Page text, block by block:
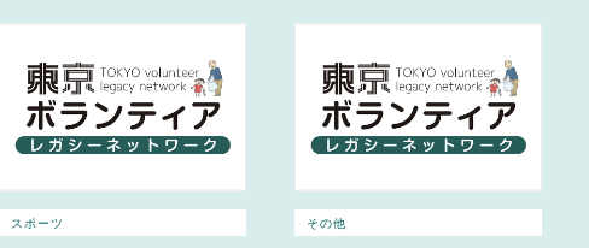
スポーツ その他